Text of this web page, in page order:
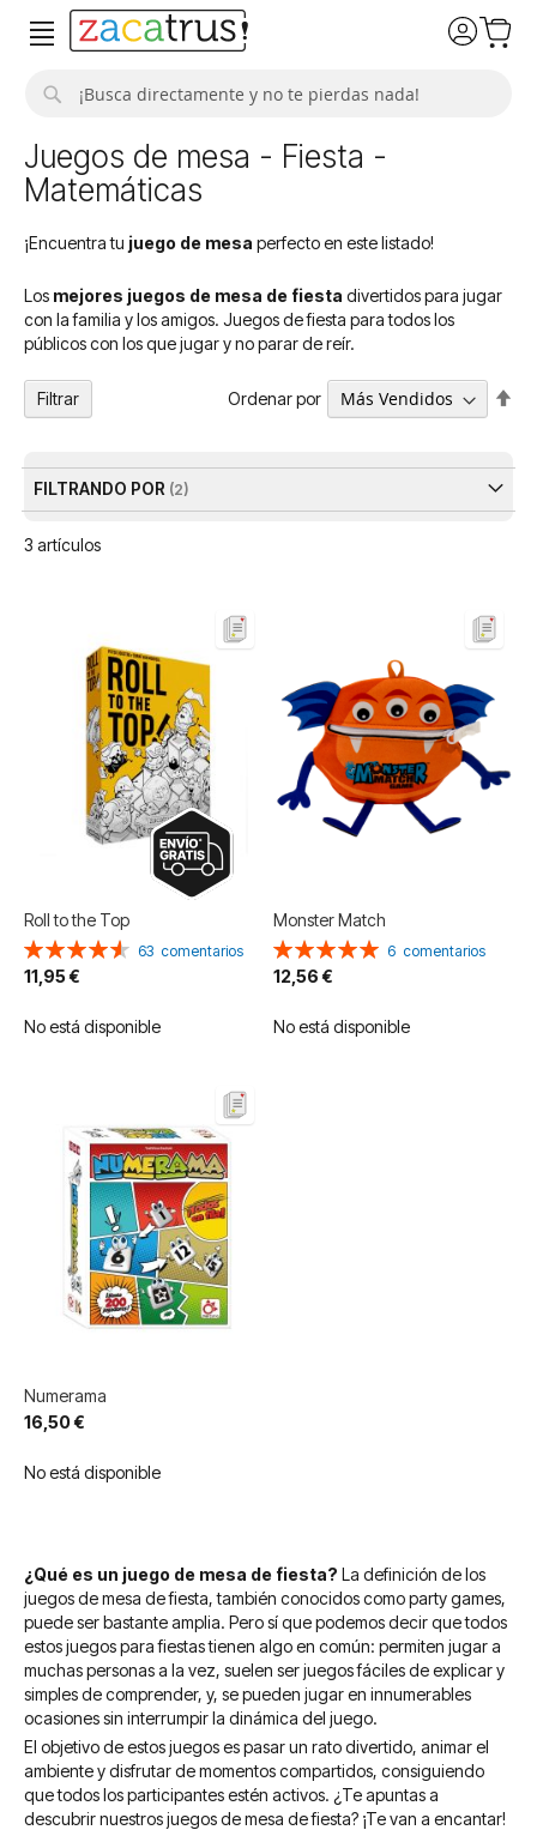
Juegos de mesa - Fiesta -
Matemáticas
¡Encuentra tu juego de mesa perfecto en este listado!
Los mejores juegos de mesa de fiesta divertidos para jugar
con la familia y los amigos. Juegos de fiesta para todos los
públicos con los que jugar y no parar de reír.
3 artículos
Ordenar por
Roll to the Top
Valoración:
92%
63 comentarios
11,95 €
No está disponible
Monster Match
Valoración:
100%
6 comentarios
12,56 €
No está disponible
Numerama
16,50 €
No está disponible
¿Qué es un juego de mesa de fiesta? La definición de los
juegos de mesa de fiesta, también conocidos como party games,
puede ser bastante amplia. Pero sí que podemos decir que todos
estos juegos para fiestas tienen algo en común: permiten jugar a
muchas personas a la vez, suelen ser juegos fáciles de explicar y
simples de comprender, y, se pueden jugar en innumerables
ocasiones sin interrumpir la dinámica del juego.
El objetivo de estos juegos es pasar un rato divertido, animar el
ambiente y disfrutar de momentos compartidos, consiguiendo
que todos los participantes estén activos. ¿Te apuntas a
descubrir nuestros juegos de mesa de fiesta? ¡Te van a encantar!
Filtrar
FILTRANDO POR